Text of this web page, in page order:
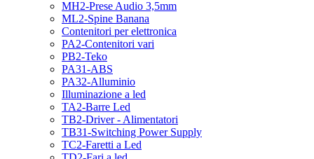
MH2-Prese Audio 3,5mm
ML2-Spine Banana
Contenitori per elettronica
PA2-Contenitori vari
PB2-Teko
PA31-ABS
PA32-Alluminio
Illuminazione a led
TA2-Barre Led
TB2-Driver - Alimentatori
TB31-Switching Power Supply
TC2-Faretti a Led